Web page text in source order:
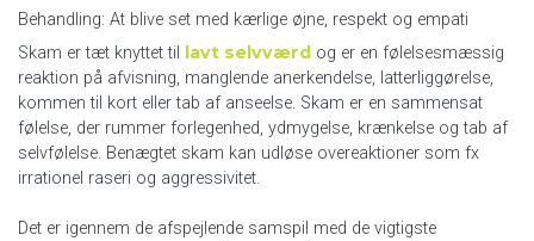
Behandling: At blive set med kærlige øjne, respekt og empati
Skam er tæt knyttet til lavt selvværd og er en følelsesmæssig
reaktion på afvisning, manglende anerkendelse, latterliggørelse,
kommen til kort eller tab af anseelse. Skam er en sammensat
følelse, der rummer forlegenhed, ydmygelse, krænkelse og tab af
selvfølelse. Benægtet skam kan udløse overeaktioner som fx
irrationel raseri og aggressivitet.
Det er igennem de afspejlende samspil med de vigtigste